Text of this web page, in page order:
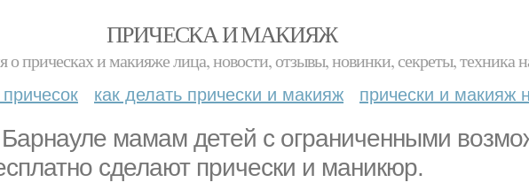
ПРИЧЕСКА И МАКИЯЖ
прическах и макияже лица, новости, отзывы, новинки, секреты, техника
как делать прически и макияж прически и макияж
мамам детей с ограниченными
сделают прически и маникюр.